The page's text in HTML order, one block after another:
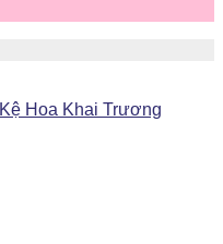
Kệ Hoa Khai Trương